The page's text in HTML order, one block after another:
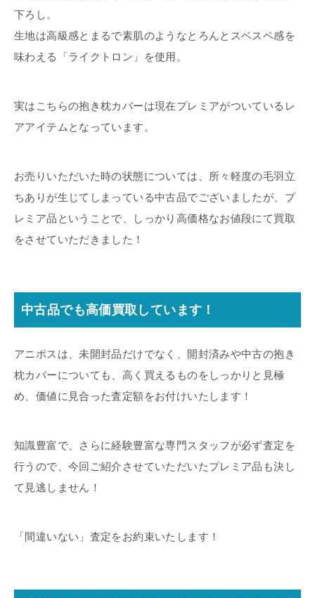
下ろし。
生地は高級感とまるで素肌のようなとろんとスベスベ感を
味わえる「ライクトロン」を使用。
実はこちらの抱き枕カバーは現在プレミアがついているレ
アアイテムとなっています。
お売りいただいた時の状態については、所々軽度の毛羽立
ちありが生じてしまっている中古品でございましたが、プ
レミア品ということで、しっかり高価格なお値段にて買取
をさせていただきました！
中古品でも高価買取しています！
アニポスは、未開封品だけでなく、開封済みや中古の抱き
枕カバーについても、高く買えるものをしっかりと見極
め、価値に見合った査定額をお付けいたします！
知識豊富で、さらに経験豊富な専門スタッフが必ず査定を
行うので、今回ご紹介させていただいたプレミア品も決し
て見逃しません！
「間違いない」査定をお約束いたします！